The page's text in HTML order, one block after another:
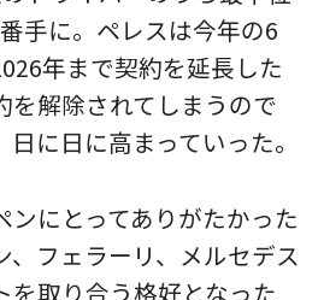
手に。ペレスは今年の6
年まで契約を延長した
を解除されてしまうので
に日に高まっていった。
ンにとってありがたかった
、フェラーリ、メルセデス
を取り合う格好となった